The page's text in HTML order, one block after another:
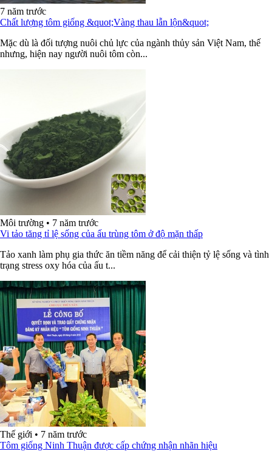
7 năm trước
Chất lượng tôm giống &quot;Vàng thau lẫn lộn&quot;
Mặc dù là đối tượng nuôi chủ lực của ngành thủy sản Việt Nam, thế
nhưng, hiện nay người nuôi tôm còn...
Môi trường • 7 năm trước
Vi tảo tăng tỉ lệ sống của ấu trùng tôm ở độ mặn thấp
Tảo xanh làm phụ gia thức ăn tiềm năng để cải thiện tỷ lệ sống và tình
trạng stress oxy hóa của ấu t...
Thế giới • 7 năm trước
Tôm giống Ninh Thuận được cấp chứng nhận nhãn hiệu